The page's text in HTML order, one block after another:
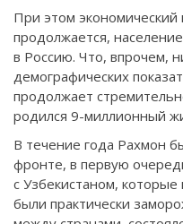
При этом экономический
продолжается,
в Россию. Что, впрочем,
демографических
продолжает
родился 9-миллионный
В течение года Рахмон
фронте, в первую
с Узбекистаном,
были практически